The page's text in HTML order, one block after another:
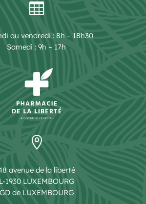

au vendredi : 8h – 18h30
Samedi : 9h – 17h

avenue de la liberté
L-1930 LUXEMBOURG
GD de LUXEMBOURG